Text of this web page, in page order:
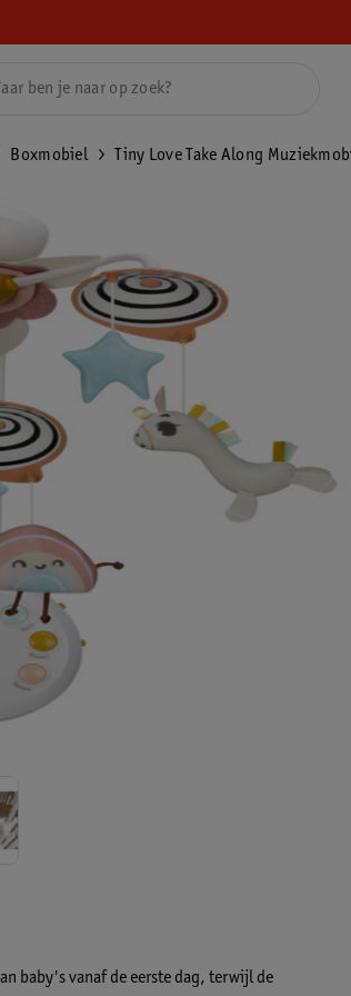
Boxmobiel Tiny Love Take Along
baby's vanaf de eerste dag, terwijl de